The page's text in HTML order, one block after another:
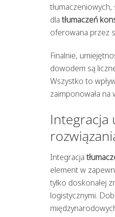
dlatłumaczeń
oferowana przez
Finalnie,
dowodem są
Wszystko to
zaimponowała na
Integracja
Integracja
element w
tylko doskonałej
logistycznymi.